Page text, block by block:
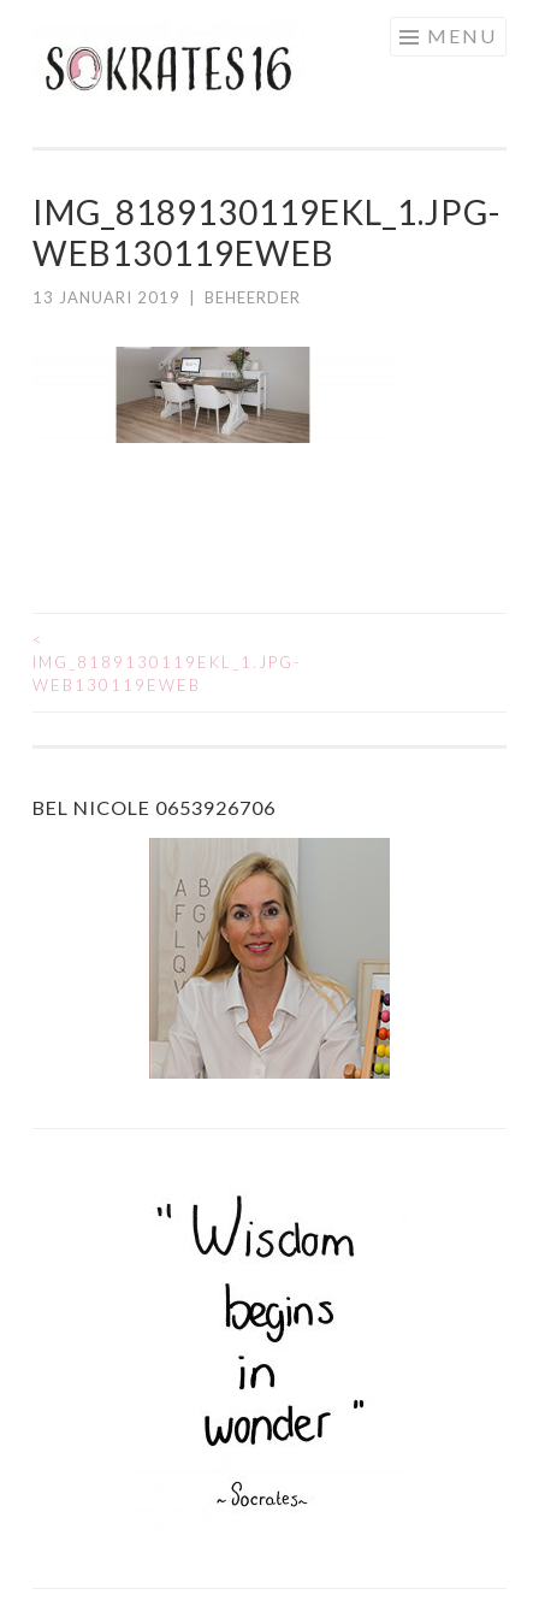
MENU
IMG_8189130119EKL_1.JPG-
WEB130119EWEB
13 JANUARI 2019 BEHEERDER
POST NAVIGATION
<
IMG_8189130119EKL_1.JPG-
WEB130119EWEB
BEL NICOLE 0653926706